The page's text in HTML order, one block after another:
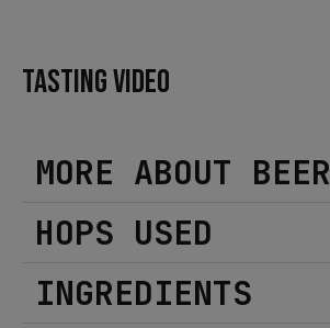
MORE ABOUT BEER
HOPS USED
INGREDIENTS
TASTING VIDEO